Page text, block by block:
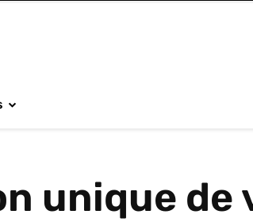
unique de